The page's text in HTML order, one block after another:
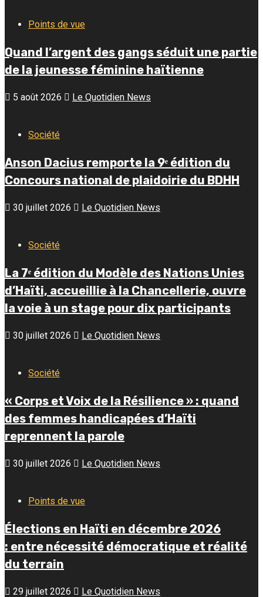
Points de vue
Quand l’argent des gangs séduit une partie
de la jeunesse féminine haïtienne
5 août 2026 Le Quotidien News
Société
Anson Dacius remporte la 9ᵉ édition du
Concours national de plaidoirie du BDHH
30 juillet 2026 Le Quotidien News
Société
La 7ᵉ édition du Modèle des Nations Unies
d’Haïti, accueillie à la Chancellerie, ouvre
la voie à un stage pour dix participants
30 juillet 2026 Le Quotidien News
Société
« Corps et Voix de la Résilience » : quand
des femmes handicapées d’Haïti
reprennent la parole
30 juillet 2026 Le Quotidien News
Points de vue
Élections en Haïti en décembre 2026
: entre nécessité démocratique et réalité
du terrain
29 juillet 2026 Le Quotidien News